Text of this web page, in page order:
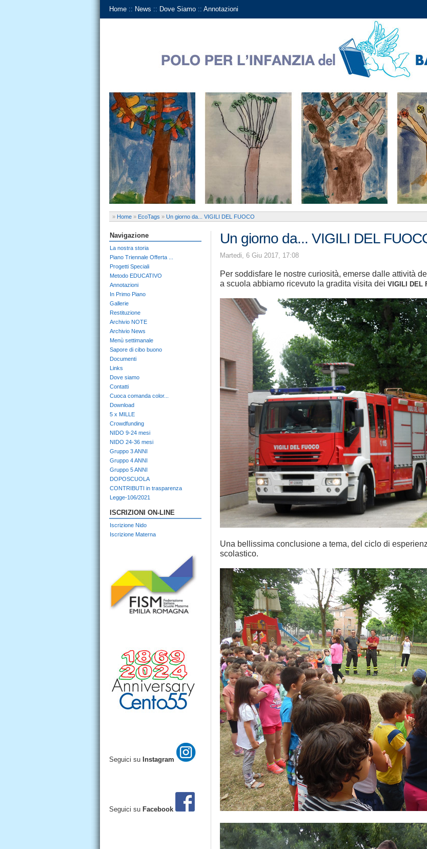
Home :: News :: Dove Siamo :: Annotazioni
» Home » EcoTags » Un giorno da... VIGILI DEL FUOCO
Un giorno da... VIGILI DEL
Martedi, 6 Giu 2017, 17:08
Per soddisfare le nostre curiosità, emerse dalle attività
a scuola abbiamo ricevuto la gradita visita dei VIGILI DEL
Una bellissima conclusione a tema, del ciclo di
scolastico.
Navigazione
La nostra storia
Piano Triennale Offerta ...
Progetti Speciali
Metodo EDUCATIVO
Annotazioni
In Primo Piano
Gallerie
Restituzione
Archivio NOTE
Archivio News
Menù settimanale
Sapore di cibo buono
Documenti
Links
Dove siamo
Contatti
Cuoca comanda color...
Download
5 x MILLE
Crowdfunding
NIDO 9-24 mesi
NIDO 24-36 mesi
Gruppo 3 ANNI
Gruppo 4 ANNI
Gruppo 5 ANNI
DOPOSCUOLA
CONTRIBUTI in trasparenza
Legge-106/2021
ISCRIZIONI ON-LINE
Iscrizione Nido
Iscrizione Materna
Seguici su Instagram
Seguici su Facebook